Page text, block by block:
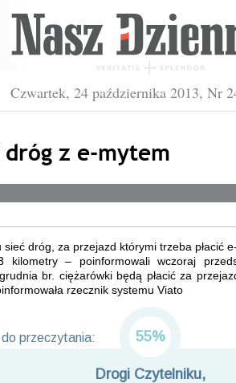
Czwartek, 24 października 2013, Nr
z e-mytem
sieć dróg, za przejazd którymi trzeba płacić
kilometry – poinformowali wczoraj
br. ciężarówki będą płacić za
rzecznik systemu Viato
do przeczytania: 55%
Drogi Czytelniku,